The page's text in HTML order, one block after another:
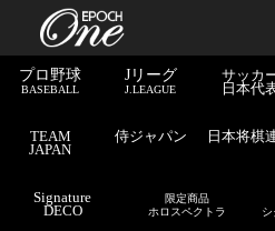
プロ野球
BASEBALL
Jリーグ
J.LEAGUE
サッカ
日本代
TEAM
JAPAN
侍ジャパン 日本将棋
Signature
DECO
限定商品
ホロスペクトラ